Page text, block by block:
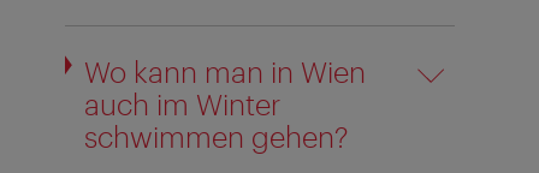
Wo kann man in Wien
auch im Winter
schwimmen gehen?